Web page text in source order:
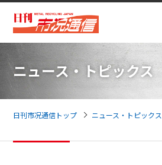
ニュース・トピックス
日刊市况通信トップ ニュース・トピックス